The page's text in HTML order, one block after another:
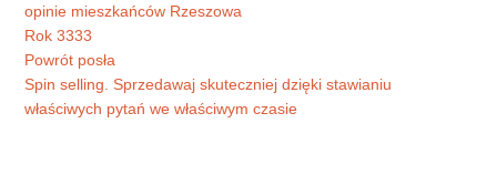
opinie mieszkańców Rzeszowa
Rok 3333
Powrót posła
Spin selling. Sprzedawaj skuteczniej dzięki stawianiu
właściwych pytań we właściwym czasie